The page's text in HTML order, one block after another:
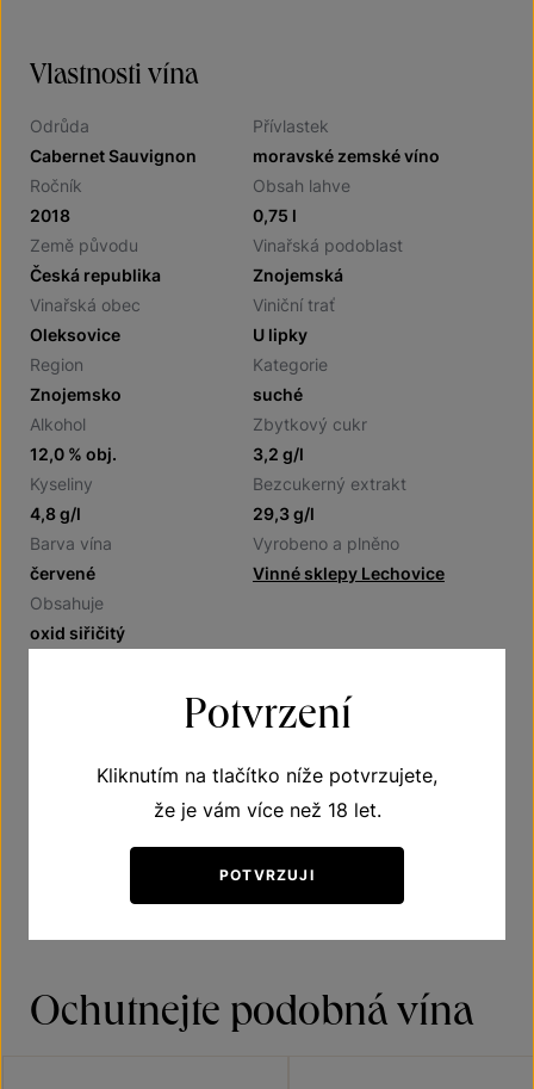
Vlastnosti vína
Odrůda
Cabernet Sauvignon
Přívlastek
moravské zemské víno
Ročník
2018
Obsah lahve
0,75 l
Země původu
Česká republika
Vinařská podoblast
Znojemská
Vinařská obec
Oleksovice
Viniční trať
U lipky
Region
Znojemsko
Kategorie
suché
Alkohol
12,0 % obj.
Zbytkový cukr
3,2 g/l
Kyseliny
4,8 g/l
Bezcukerný extrakt
29,3 g/l
Barva vína
červené
Vyrobeno a plněno
Vinné sklepy Lechovice
Obsahuje
oxid siřičitý
Ochutnejte podobná vína
Potvrzení
Kliknutím na tlačítko níže potvrzujete,
že je vám více než 18 let.
POTVRZUJI